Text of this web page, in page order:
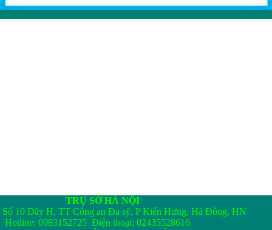
TRỤ SỞ HÀ NỘI
Số 10 Dãy H, TT Công an Đa sỹ, P Kiến Hưng, Hà Đông, HN
Hotline: 0983152725 Điện thoại: 02435528616